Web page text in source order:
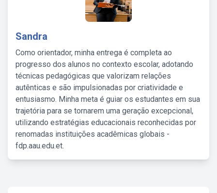
Sandra
Como orientador, minha entrega é completa ao
progresso dos alunos no contexto escolar, adotando
técnicas pedagógicas que valorizam relações
autênticas e são impulsionadas por criatividade e
entusiasmo. Minha meta é guiar os estudantes em sua
trajetória para se tornarem uma geração excepcional,
utilizando estratégias educacionais reconhecidas por
renomadas instituições acadêmicas globais -
fdp.aau.edu.et.